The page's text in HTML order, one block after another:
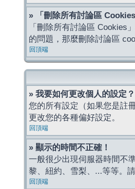
» 「刪除所有討論區
「刪除所有討論區
的問題，那麼刪除討論區
回頂端
» 我要如何更改個人的設定？
您的所有設定（如果您是註
更改您的各種偏好設定。
回頂端
» 顯示的時間不正確！
一般很少出現伺服器時間不
黎、紐約、雪梨、...等等。
回頂端